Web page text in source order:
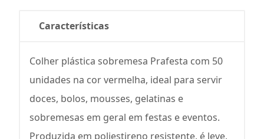
Características
Colher plástica sobremesa Prafesta com 50
unidades na cor vermelha, ideal para servir
doces, bolos, mousses, gelatinas e
sobremesas em geral em festas e eventos.
Produzida em poliestireno resistente, é leve,